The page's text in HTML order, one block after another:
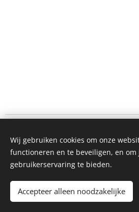
elk weekend open op
van 19 juli tem. 13 september
parking : dorpsplein en K.
info@mater.be 0032
Cookies
Wij gebruiken cookies om onze
functioneren en te beveiligen, en om
gebruikerservaring te bieden.
Accepteer alleen noodzakelijke